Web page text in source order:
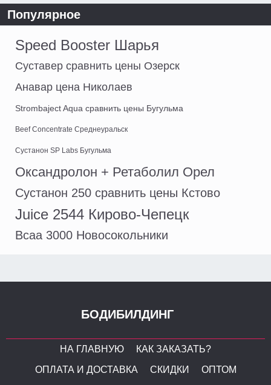
Популярное
Speed Booster Шарья
Суставер сравнить цены Озерск
Анавар цена Николаев
Strombaject Aqua сравнить цены Бугульма
Beef Concentrate Среднеуральск
Сустанон SP Labs Бугульма
Оксандролон + Ретаболил Орел
Сустанон 250 сравнить цены Кстово
Juice 2544 Кирово-Чепецк
Bcaa 3000 Новосокольники
БОДИБИЛДИНГ
НА ГЛАВНУЮ
КАК ЗАКАЗАТЬ?
ОПЛАТА И ДОСТАВКА
СКИДКИ ОПТОМ